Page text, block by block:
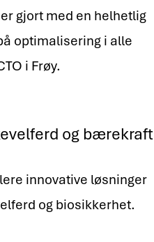
gjort med en helhetlig
optimalisering i alle
i Frøy.
og bærekraft
innovative løsninger
og biosikkerhet.